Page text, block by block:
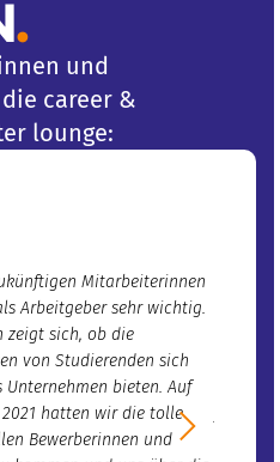
.
und
career &
lounge:
Mitarbeiterinnen
Arbeitgeber sehr wichtig.
zeigt sich, ob die
von Studierenden sich
bieten. Auf
hatten wir die tolle
Bewerberinnen und